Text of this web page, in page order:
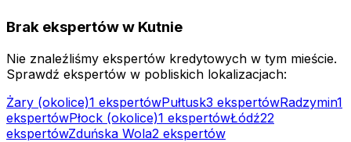
Brak ekspertów w Kutnie
Nie znaleźliśmy ekspertów kredytowych w tym mieście.
Sprawdź ekspertów w pobliskich lokalizacjach:
Żary (okolice)1 ekspertówPułtusk3 ekspertówRadzymin1
ekspertówPłock (okolice)1 ekspertówŁódź22
ekspertówZduńska Wola2 ekspertów